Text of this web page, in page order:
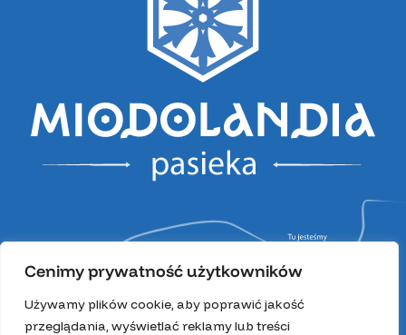
Cenimy prywatność użytkowników
Używamy plików cookie, aby poprawić jakość
przeglądania, wyświetlać reklamy lub treści